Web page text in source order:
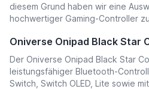
diesem Grund haben wir eine
hochwertiger Gaming-Controller
Oniverse Onipad Black Star
Der Oniverse Onipad Black Star
leistungsfähiger Bluetooth-
Switch, Switch OLED, Lite sowie